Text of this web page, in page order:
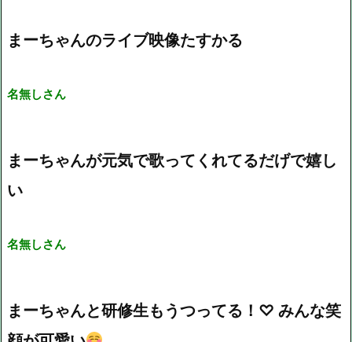
まーちゃんのライブ映像たすかる
名無しさん
まーちゃんが元気で歌ってくれてるだげで嬉し
い
名無しさん
まーちゃんと研修生もうつってる！♡ みんな笑